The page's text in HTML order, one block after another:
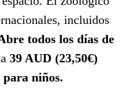
incluidos
todos los días de
39 AUD (23,50€)
niños.